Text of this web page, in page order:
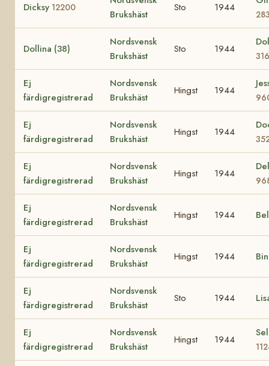
Dicksy 12200
Brukshäst
Sto 1944
Dollina (38)
Nordsvensk
Brukshäst
Sto 1944
Ej
färdigregistrerad
Nordsvensk
Brukshäst
Hingst 1944
Ej
färdigregistrerad
Nordsvensk
Brukshäst
Hingst 1944
Ej
färdigregistrerad
Nordsvensk
Brukshäst
Hingst 1944
Ej
färdigregistrerad
Nordsvensk
Brukshäst
Hingst 1944
Ej
färdigregistrerad
Nordsvensk
Brukshäst
Hingst 1944
Ej
färdigregistrerad
Nordsvensk
Brukshäst
Sto 1944
Ej
färdigregistrerad
Nordsvensk
Brukshäst
Hingst 1944